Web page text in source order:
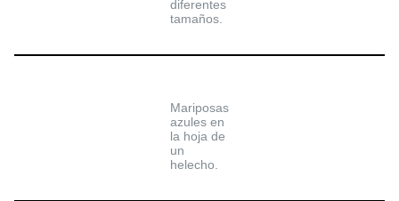
diferentes
tamaños.
Mariposas
azules en
la hoja de
un
helecho.